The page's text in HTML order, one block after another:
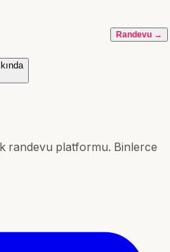
Randevu →
randevu platformu. Binlerce